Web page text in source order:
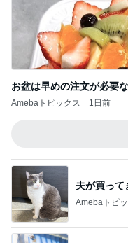
お盆は早めの注文が必要
Amebaトピックス 1日前
Amebaトピ
毎日面会に
Amebaトピ